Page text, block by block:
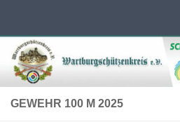
GEWEHR 100 M 2025